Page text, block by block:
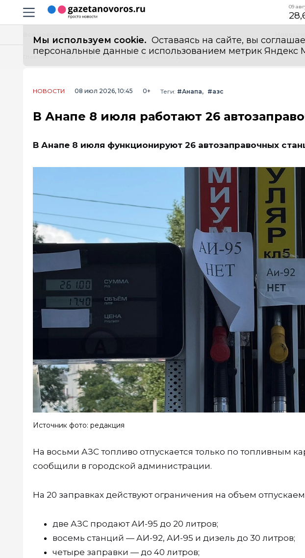
Навигация сайта
09
Мы используем cookie. Оставаясь на сайте, вы
персональные данные с использованием метрик Яндекс
Главная Лента новостей В Анапе 8 июля работают 26 автозаправочных станций: адреса
НОВОСТИ 08 июл 2026, 10:45 0+ Теги: #Анапа #азс
В Анапе 8 июля работают 26
В Анапе 8 июля функционируют 26 автозаправочных
Источник фото: редакция
На восьми АЗС топливо отпускается только по топливным
сообщили в городской администрации.
На 20 заправках действуют ограничения на объем
две АЗС продают АИ-95 до 20 литров;
восемь станций — АИ-92, АИ-95 и дизель до 30 литров;
четыре заправки — до 40 литров;